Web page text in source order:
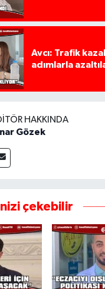
Avcı: Trafik
adımlarla
HAKKINDA
Gözek
çekebilir